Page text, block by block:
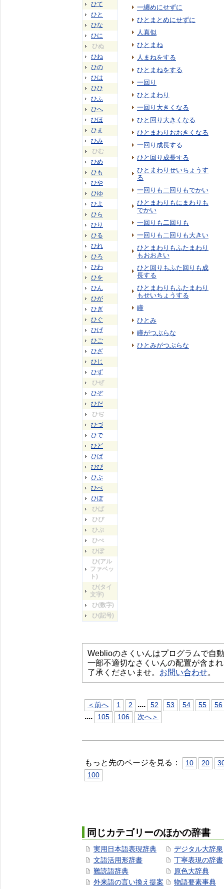
ひて
ひと
ひな
ひに
ひぬ
ひね
ひの
ひは
ひひ
ひふ
ひへ
ひほ
ひま
ひみ
ひむ
ひめ
ひも
ひや
ひゆ
ひよ
ひら
ひり
ひる
ひれ
ひろ
ひわ
ひを
ひん
ひが
ひぎ
ひぐ
ひげ
ひご
ひざ
ひじ
ひず
ひぜ
ひぞ
ひだ
ひぢ
ひづ
ひで
ひど
ひば
ひび
ひぶ
ひべ
ひぼ
ひぱ
ひぴ
ひぷ
ひぺ
ひぽ
ひ(アル
ファベッ
ト)
ひ(タイ
文字)
ひ(数字)
ひ(記号)
一纏めにせずに
ひとまとめにせずに
人真似
ひとまね
人まねをする
ひとまねをする
一回り
ひとまわり
一回り大きくなる
ひと回り大きくなる
ひとまわりおおきくなる
一回り成長する
ひと回り成長する
ひとまわりせいちょうす
る
一回りも二回りもでかい
ひとまわりもにまわりも
でかい
一回りも二回りも
一回りも二回りも大きい
ひとまわりもふたまわり
もおおきい
ひと回りもふた回りも成
長する
ひとまわりもふたまわり
もせいちょうする
瞳
ひとみ
瞳がつぶらな
ひとみがつぶらな
Weblioのさくいんはプログラムで自
一部不適切なさくいんの配置が含ま
了承くださいませ。 お問い合わせ。
＜前へ 1 2 .... 52 53 54 55 56
.... 105 106 次へ＞
もっと先のページを見る： 10 20
100
同じカテゴリーのほかの辞書
実用日本語表現辞典
文語活用形辞書
難読語辞典
外来語の言い換え提案
デジタル大辞泉
丁寧表現の辞書
原色大辞典
物語要素事典